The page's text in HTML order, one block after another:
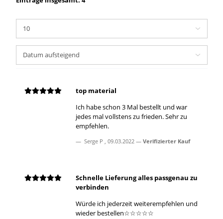
top material
Ich habe schon 3 Mal bestellt und war
jedes mal vollstens zu frieden. Sehr zu
empfehlen.
Serge P , 09.03.2022 Verifizierter Kauf
Schnelle Lieferung alles passgenau zu
verbinden
Würde ich jederzeit weiterempfehlen und
wieder bestellen☆☆☆☆☆